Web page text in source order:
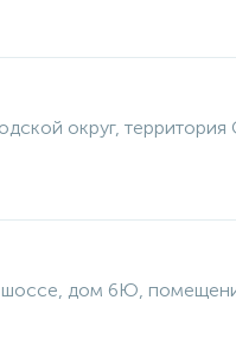
округ, территория
шоссе, дом 6Ю,